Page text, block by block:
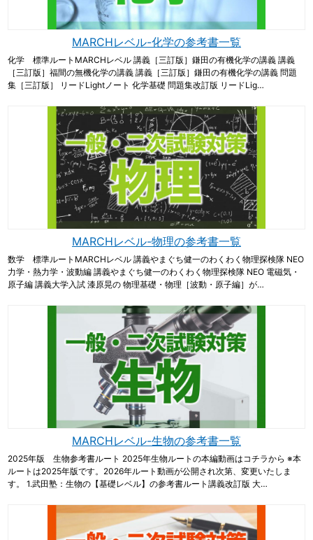
MARCHレベル-化学の参考書一覧
化学 標準ルートMARCHレベル 講義［三訂版］鎌田の有機化学の講義 講義
［三訂版］福間の無機化学の講義 講義［三訂版］鎌田の有機化学の講義 問題
集［三訂版］ リードLightノート 化学基礎 問題集改訂版 リードLig…
MARCHレベル-物理の参考書一覧
数学 標準ルートMARCHレベル 講義やまぐち健一のわくわく物理探検隊 NEO
力学・熱力学・波動編 講義やまぐち健一のわくわく物理探検隊 NEO 電磁気・
原子編 講義大学入試 漆原晃の 物理基礎・物理［波動・原子編］が…
MARCHレベル-生物の参考書一覧
2025年版 生物参考書ルート 2025年生物ルートの本編動画はコチラから ※本
ルートは2025年版です。2026年ルート動画が公開され次第、変更いたしま
す。 1.武田塾：生物の【基礎レベル】の参考書ルート講義改訂版 大…